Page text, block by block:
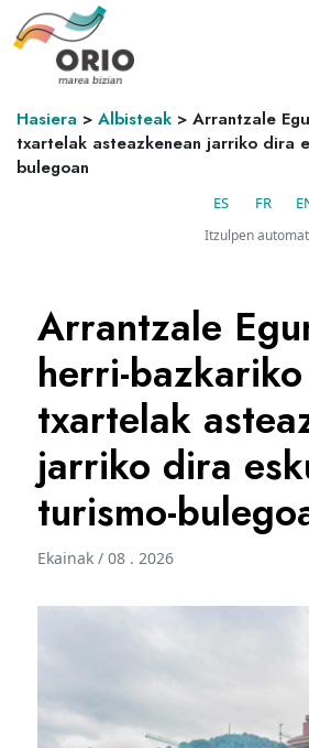
Hasiera > Albisteak > Arrantzale
txartelak asteazkenean jarriko dira
bulegoan
ES FR
Itzulpen
Arrantzale
herri-bazkariko
txartelak
jarriko dira
turismo-
Ekainak / 08 . 2026